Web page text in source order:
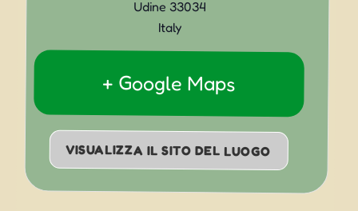
Udine 33034
Italy
+ Google Maps
VISUALIZZA IL SITO DEL LUOGO